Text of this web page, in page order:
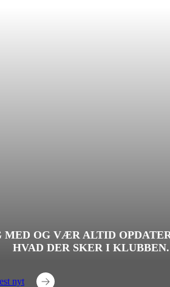
MED OG VÆR ALTID
HVAD DER SKER I KLUBBEN.
nyt